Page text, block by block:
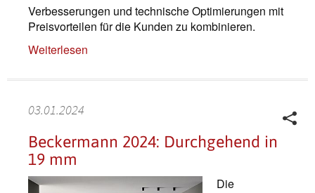
Verbesserungen und technische Optimierungen mit
Preisvorteilen für die Kunden zu kombinieren.
Weiterlesen
03.01.2024
Beckermann 2024: Durchgehend in
19 mm
Die